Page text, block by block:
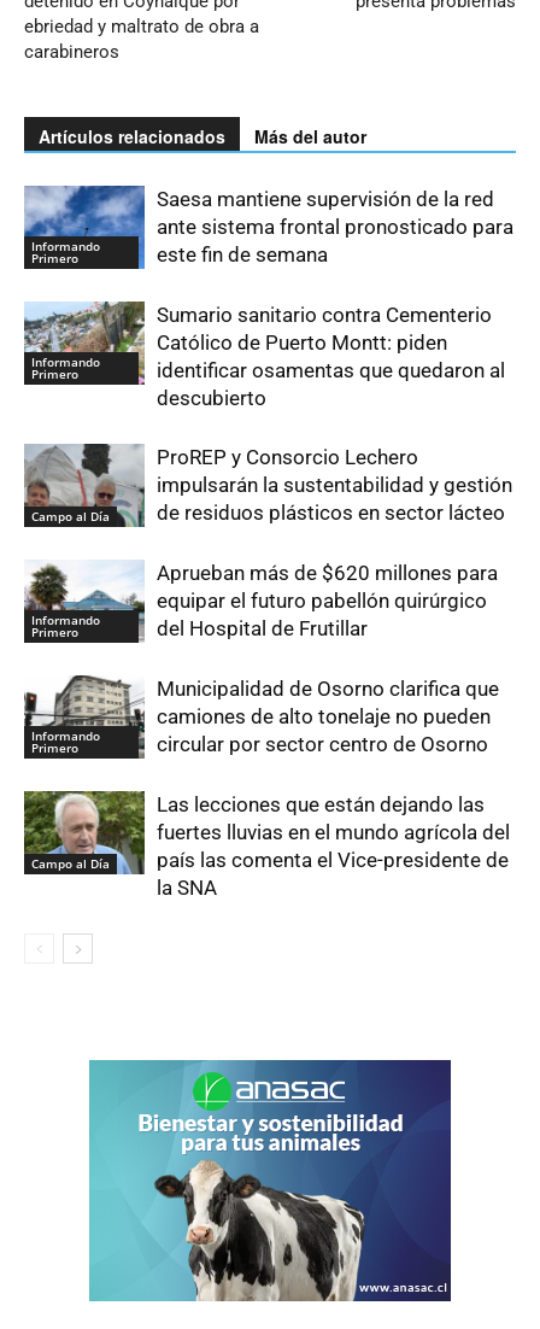
ebriedad y maltrato de obra a
carabineros
Artículos relacionados Más del autor
Informando
Primero
Saesa mantiene supervisión de la red
ante sistema frontal pronosticado para
este fin de semana
Informando
Primero
Sumario sanitario contra Cementerio
Católico de Puerto Montt: piden
identificar osamentas que quedaron al
descubierto
Campo al Día
ProREP y Consorcio Lechero
impulsarán la sustentabilidad y gestión
de residuos plásticos en sector lácteo
Informando
Primero
Aprueban más de $620 millones para
equipar el futuro pabellón quirúrgico
del Hospital de Frutillar
Informando
Primero
Municipalidad de Osorno clarifica que
camiones de alto tonelaje no pueden
circular por sector centro de Osorno
Campo al Día
Las lecciones que están dejando las
fuertes lluvias en el mundo agrícola del
país las comenta el Vice-presidente de
la SNA